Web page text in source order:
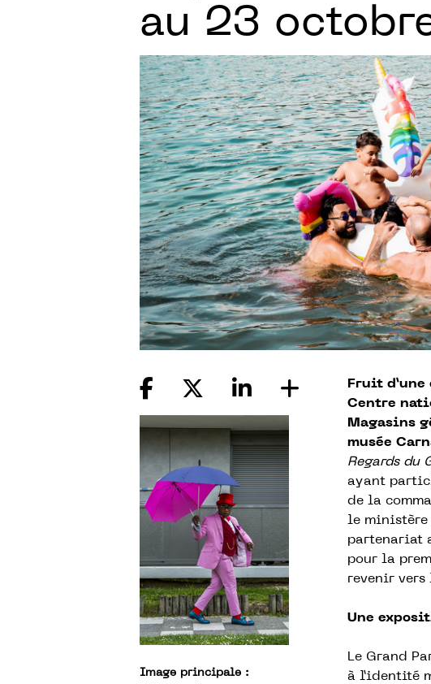
au 23
Image principale :
Fruit
Centre
Magasins
musée
Regards du
ayant
de la
le ministère
partenariat
pour la
revenir
Une
Le Grand
à l’identité